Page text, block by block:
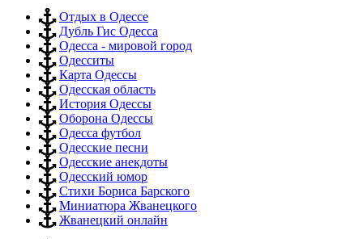
Отдых в Одессе
Дубль Гис Одесса
Одесса - мировой город
Одесситы
Карта Одессы
Одесская область
История Одессы
Оборона Одессы
Одесса футбол
Одесские песни
Одесские анекдоты
Одесский юмор
Стихи Бориса Барского
Миниатюра Жванецкого
Жванецкий онлайн